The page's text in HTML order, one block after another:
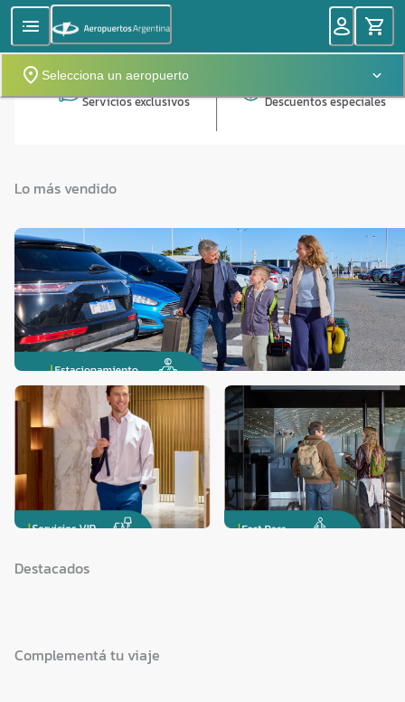
Selecciona un aeropuerto
Servicios exclusivos Descuentos especiales
Lo más vendido
Destacados
Complementá tu viaje